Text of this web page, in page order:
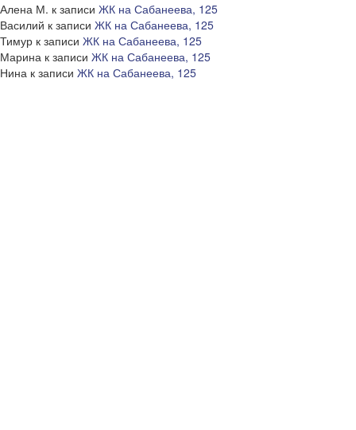
Алена М. к записи ЖК на Сабанеева, 125
Василий к записи ЖК на Сабанеева, 125
Тимур к записи ЖК на Сабанеева, 125
Марина к записи ЖК на Сабанеева, 125
Нина к записи ЖК на Сабанеева, 125